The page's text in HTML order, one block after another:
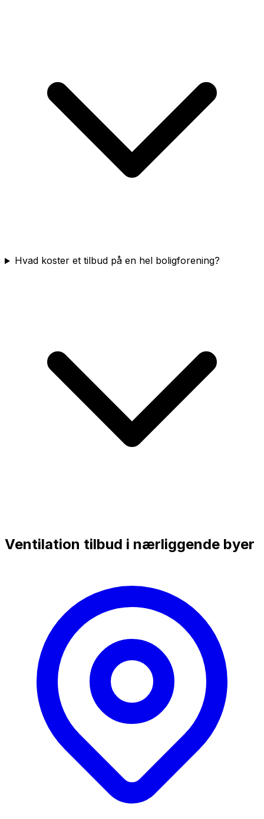
Hvad koster et tilbud på en hel boligforening?
Ventilation tilbud i nærliggende byer